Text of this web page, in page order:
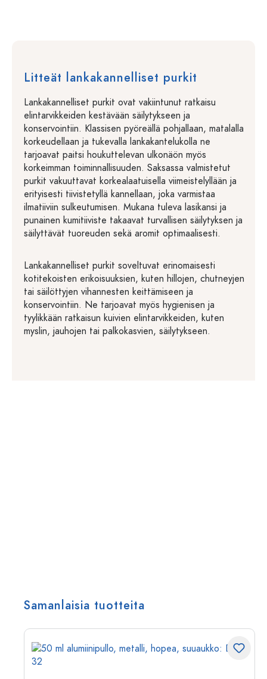
Litteät lankakannelliset purkit
Lankakannelliset purkit ovat vakiintunut ratkaisu
elintarvikkeiden kestävään säilytykseen ja
konservointiin. Klassisen pyöreällä pohjallaan, matalalla
korkeudellaan ja tukevalla lankakantelukolla ne
tarjoavat paitsi houkuttelevan ulkonäön myös
korkeimman toiminnallisuuden. Saksassa valmistetut
purkit vakuuttavat korkealaatuisella viimeistelyllään ja
erityisesti tiivistetyllä kannellaan, joka varmistaa
ilmatiiviin sulkeutumisen. Mukana tuleva lasikansi ja
punainen kumitiiviste takaavat turvallisen säilytyksen ja
säilyttävät tuoreuden sekä aromit optimaalisesti.
Lankakannelliset purkit soveltuvat erinomaisesti
kotitekoisten erikoisuuksien, kuten hillojen, chutneyjen
tai säilöttyjen vihannesten keittämiseen ja
konservointiin. Ne tarjoavat myös hygienisen ja
tyylikkään ratkaisun kuivien elintarvikkeiden, kuten
myslin, jauhojen tai palkokasvien, säilytykseen.
Samanlaisia tuotteita